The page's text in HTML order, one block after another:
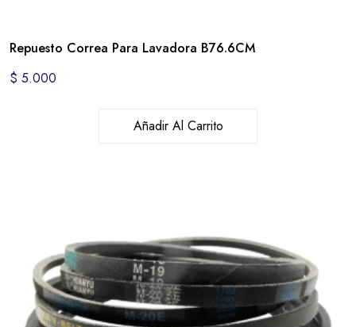
Repuesto Correa Para Lavadora B76.6CM
$ 5.000
Añadir Al Carrito